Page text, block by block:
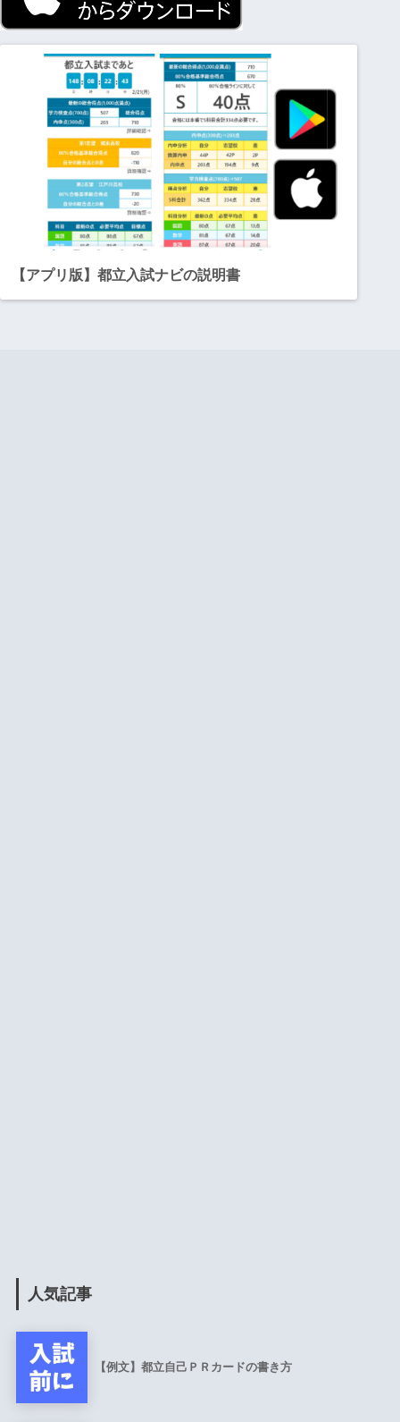
【アプリ版】都立入試ナビの説明書
人気記事
【例文】都立自己ＰＲカードの書き方